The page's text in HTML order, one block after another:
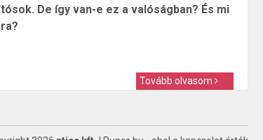
De így van-e ez a valóságban? És mi
Tovább olvasom